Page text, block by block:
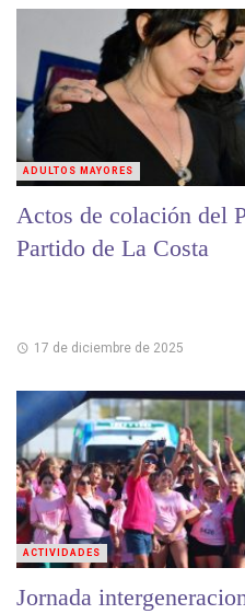
Actos de colación del
Partido de La Costa
17 de diciembre de 2025
ADULTOS MAYORES
Jornada
ACTIVIDADES